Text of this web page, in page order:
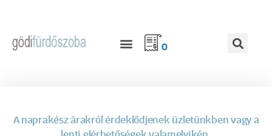
0
A naprakész árakról érdeklődjenek üzletünkben vagy a